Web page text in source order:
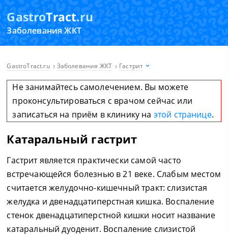
GastroTract.ru
Заболевания ЖКТ
GastroTract.ru Заболевания ЖКТ Гастрит
Не занимайтесь самолечением. Вы можете
проконсультироваться с врачом сейчас или
записаться на приём в клинику на этой странице.
Катаральный гастрит
Гастрит является практически самой часто
встречающейся болезнью в 21 веке. Слабым местом
считается желудочно-кишечный тракт: слизистая
желудка и двенадцатиперстная кишка. Воспаление
стенок двенадцатиперстной кишки носит название
катаральный дуоденит. Воспаление слизистой